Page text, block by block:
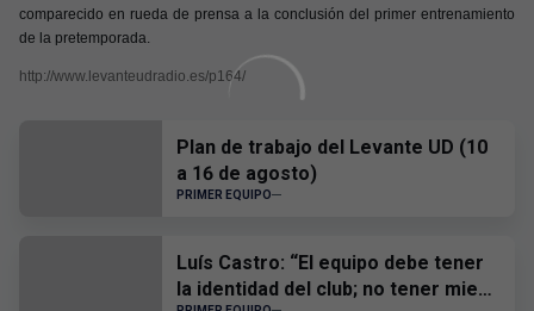
comparecido en rueda de prensa a la conclusión del primer entrenamiento
de la pretemporada.
http://www.levanteudradio.es/p164/
Plan de trabajo del Levante UD (10
a 16 de agosto)
PRIMER EQUIPO
Luís Castro: “El equipo debe tener
la identidad del club; no tener miedo